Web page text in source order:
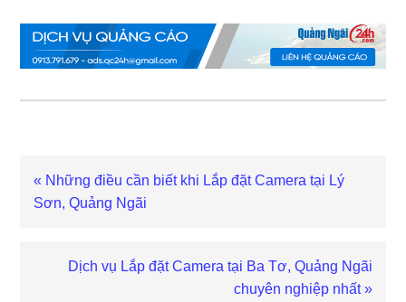
Bài
viết
« Những điều cần biết khi Lắp đặt Camera tại Lý
Sơn, Quảng Ngãi
Bài
Dịch vụ Lắp đặt Camera tại Ba Tơ, Quảng Ngãi
chuyên nghiệp nhất »